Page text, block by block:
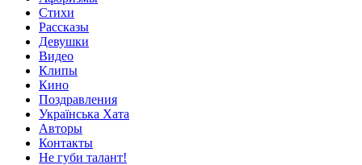
Стихи
Рассказы
Девушки
Видео
Клипы
Кино
Поздравления
Українська Хата
Авторы
Контакты
Не губи талант!